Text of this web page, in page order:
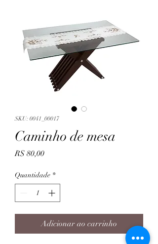
SKU: 0041_00017
Caminho de mesa
R$ 80,00Preço
Quantidade *
Adicionar ao carrinho